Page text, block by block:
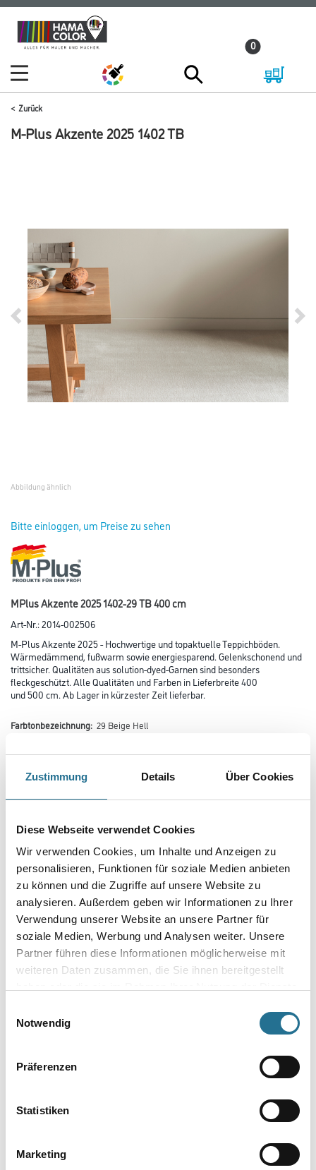
Zustimmung Details Über Cookies
Diese Webseite verwendet Cookies
Wir verwenden Cookies, um Inhalte und Anzeigen zu
personalisieren, Funktionen für soziale Medien anbieten
zu können und die Zugriffe auf unsere Website zu
analysieren. Außerdem geben wir Informationen zu Ihrer
Verwendung unserer Website an unsere Partner für
soziale Medien, Werbung und Analysen weiter. Unsere
Partner führen diese Informationen möglicherweise mit
weiteren Daten zusammen, die Sie ihnen bereitgestellt
Notwendig
Präferenzen
Statistiken
Marketing
Zum
Inhalt
Zum
Navigationsmenü
0
Zurück
M-Plus Akzente 2025 1402 TB
Abbildung ähnlich
Bitte einloggen, um Preise zu sehen
MPlus Akzente 2025 1402-29 TB 400 cm
Art-Nr.:2014-002506
M-Plus Akzente 2025 - Hochwertige und topaktuelle Teppichböden.
Wärmedämmend, fußwarm sowie energiesparend. Gelenkschonend und
trittsicher. Qualitäten aus solution-dyed-Garnen sind besonders
fleckgeschützt. Alle Qualitäten und Farben in Lieferbreite 400
und 500 cm. Ab Lager in kürzester Zeit lieferbar.
Farbtonbezeichnung: 29 Beige Hell
Farbtonbezeichnung
Verarbeitung Bodenbelag
Breite in centimeter
Gebinde